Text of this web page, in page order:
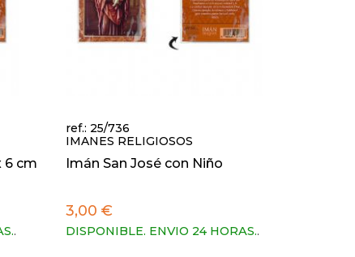
6 cm
.
ref.: 25/736
IMANES RELIGIOSOS
Imán San José con Niño
3,00 €
DISPONIBLE. ENVIO 24 HORAS..